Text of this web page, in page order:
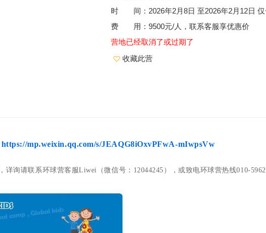
时 间：2026年2月8日 至2026年2月12日 仅
费 用：9500元/人，联系客服享优惠价
营地已经取消了或过期了
收藏此营
https://mp.weixin.qq.com/s/JEAQG8iOxvPFwA-mIwpsVw
，详询请联系环球营客服Liwei（微信号：12044245），或致电环球营热线010-